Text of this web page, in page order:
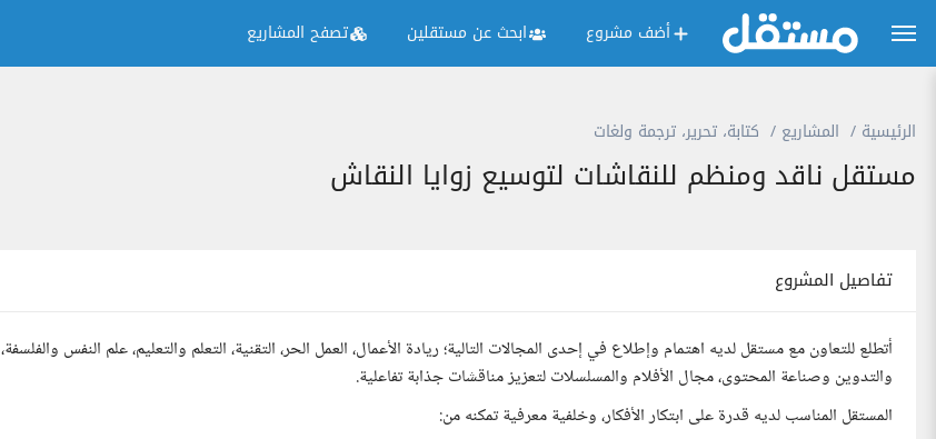
أضف مشروع ابحث عن مستقلين تصفح المشاريع
الرئيسية المشاريع كتابة، تحرير، ترجمة ولغات
مستقل ناقد ومنظم للنقاشات لتوسيع زوايا النقاش
تفاصيل المشروع
أتطلع للتعاون مع مستقل لديه اهتمام وإطلاع في إحدى المجالات التالية؛ ريادة الأعمال، العمل الحر، التقنية، التعلم والتعليم، علم النفس والفلسفة،
والتدوين وصناعة المحتوى، مجال الأفلام والمسلسلات لتعزيز مناقشات جذابة تفاعلية.
المستقل المناسب لديه قدرة على ابتكار الأفكار، وخلفية معرفية تمكنه من: